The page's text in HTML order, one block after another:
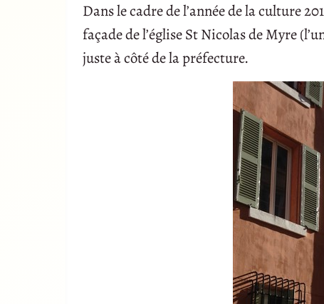
Dans le cadre de l’année de la culture
façade de l’église St Nicolas de Myre
juste à côté de la préfecture.